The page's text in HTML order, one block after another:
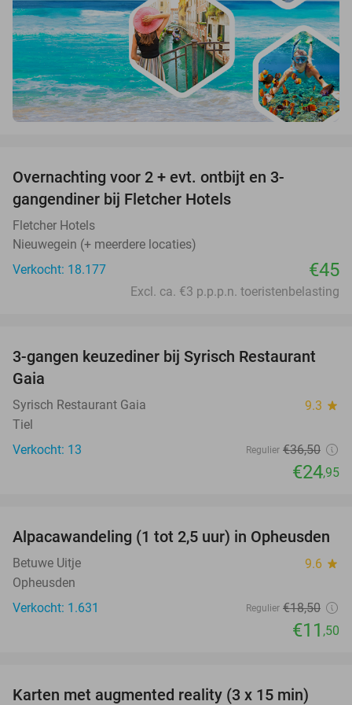
Overnachting voor 2 + evt. ontbijt en 3-
gangendiner bij Fletcher Hotels
Fletcher Hotels
Nieuwegein (+ meerdere locaties)
Verkocht: 18.177
€45
Excl. ca. €3 p.p.p.n. toeristenbelasting
32%
3-gangen keuzediner bij Syrisch Restaurant
Gaia
Syrisch Restaurant Gaia 9.3 star
Tiel
Verkocht: 13
Regulier €36,50
€24,95
38%
Alpacawandeling (1 tot 2,5 uur) in Opheusden
Betuwe Uitje 9.6 star
Opheusden
Verkocht: 1.631
Regulier €18,50
€11 ,50
Karten met augmented reality (3 x 15 min)